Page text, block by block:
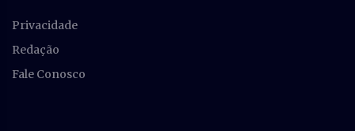
Privacidade
Redação
Fale Conosco